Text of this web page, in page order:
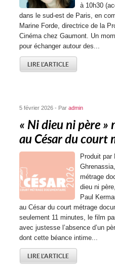
à 10h30
dans le sud-est de Paris, en
Marine Forde, directrice de la
Cinéma chez Gaumont. Un
pour échanger autour des...
LIRE L'ARTICLE
5 février 2026 - Paradmin
« Ni dieu ni père »
au César du court
Produit par
métrage
dieu ni
Paul
au César du court métrage
seulement 11 minutes, le film
avec justesse l’absence d’un
dont cette béance intime...
LIRE L'ARTICLE